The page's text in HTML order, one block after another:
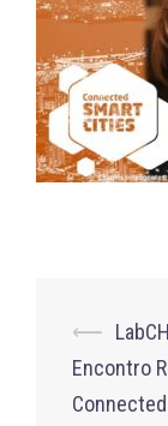
Post
⟵
Encontro